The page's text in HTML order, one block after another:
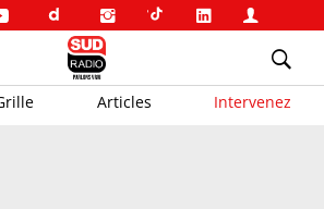
Articles Intervenez